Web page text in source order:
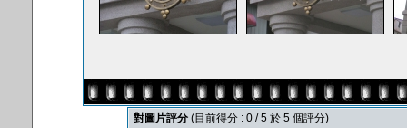
對圖片評分 (目前得分 : 0 / 5 於 5 個評分)